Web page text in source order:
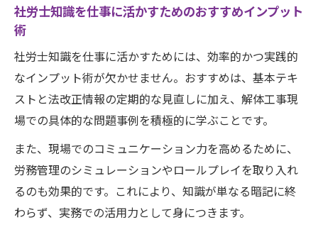
社労士知識を仕事に活かすためのおすすめインプット
術
社労士知識を仕事に活かすためには、効率的かつ実践的
なインプット術が欠かせません。おすすめは、基本テキ
ストと法改正情報の定期的な見直しに加え、解体工事現
場での具体的な問題事例を積極的に学ぶことです。
また、現場でのコミュニケーション力を高めるために、
労務管理のシミュレーションやロールプレイを取り入れ
るのも効果的です。これにより、知識が単なる暗記に終
わらず、実務での活用力として身につきます。